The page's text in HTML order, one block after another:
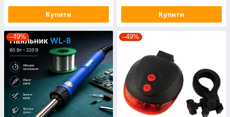
Купити Купити
–49% –49%